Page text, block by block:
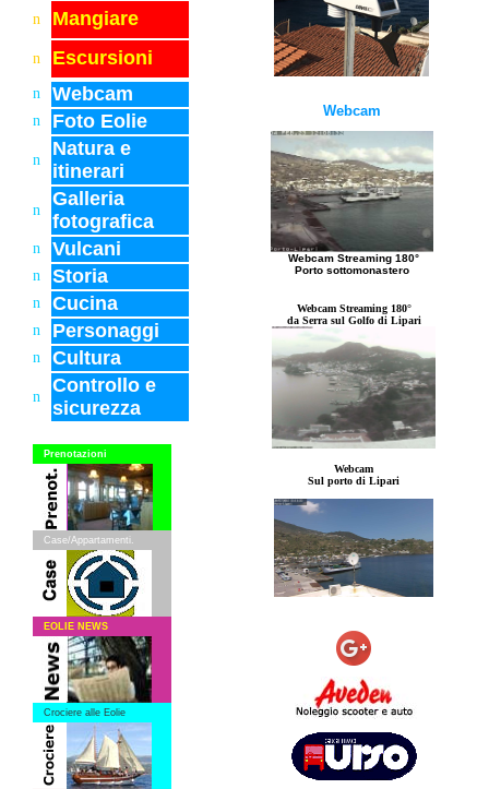
n Mangiare
n Escursioni
n Webcam
n Foto Eolie
n
Natura e
itinerari
n
Galleria
fotografica
n Vulcani
n Storia
n Cucina
n Personaggi
n Cultura
n
Controllo e
sicurezza
Prenotazioni
Case/Appartamenti.
EOLIE NEWS
Crociere alle Eolie
Webcam
Webcam Streaming 180°
Porto sottomonastero
Webcam Streaming 180°
da Serra sul Golfo di Lipari
Webcam
Sul porto di Lipari